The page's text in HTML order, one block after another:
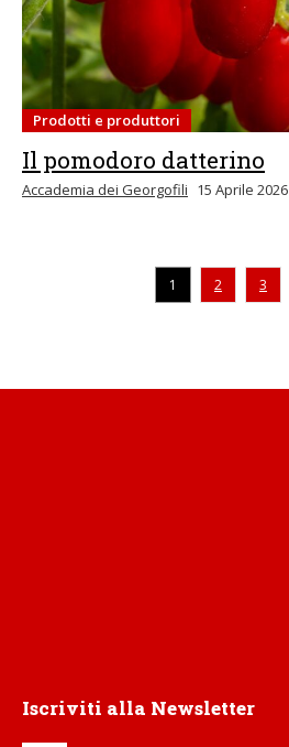
Prodotti e produttori
Il pomodoro datterino
Accademia dei Georgofili 15 Aprile 2026
1 2 3
Iscriviti alla Newsletter